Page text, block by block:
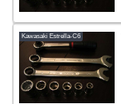
Kawasaki Estrella-C6